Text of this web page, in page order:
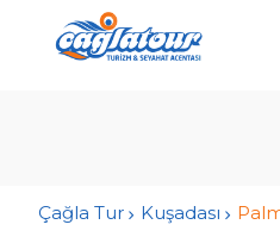
Çağla Tur Kuşadası